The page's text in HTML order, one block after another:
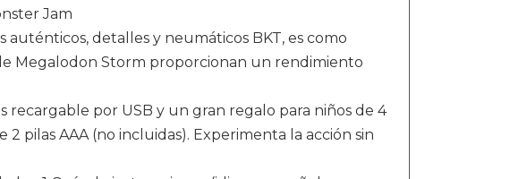
Jam
detalles y neumáticos BKT, es como
Megalodon Storm proporcionan un rendimiento
recargable por USB y un gran regalo para niños de 4
pilas AAA (no incluidas). Experimenta la acción sin